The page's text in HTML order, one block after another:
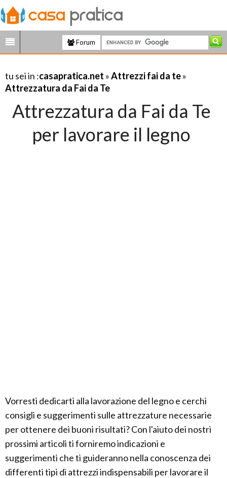
Forum
tu sei in :casapratica.net »Attrezzi fai da te»
Attrezzatura da Fai da Te
Attrezzatura da Fai da Te
per lavorare il legno
Vorresti dedicarti alla lavorazione del legno e cerchi
consigli e suggerimenti sulle attrezzature necessarie
per ottenere dei buoni risultati? Con l'aiuto dei nostri
prossimi articoli ti forniremo indicazioni e
suggerimenti che ti guideranno nella conoscenza dei
differenti tipi di attrezzi indispensabili per lavorare il